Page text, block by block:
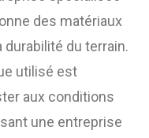
des matériaux
durabilité du terrain.
utilisé est
aux conditions
une entreprise